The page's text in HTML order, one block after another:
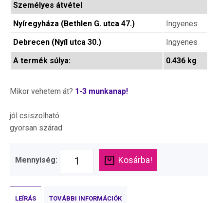
Személyes átvétel
Nyíregyháza (Bethlen G. utca 47.)
Ingyenes
Debrecen (Nyíl utca 30.)
Ingyenes
A termék súlya:
0.436 kg
Mikor vehetem át? 1-3 munkanap!
jól csiszolható
gyorsan szárad
Mennyiség: Kosárba!
LEÍRÁS TOVÁBBI INFORMÁCIÓK